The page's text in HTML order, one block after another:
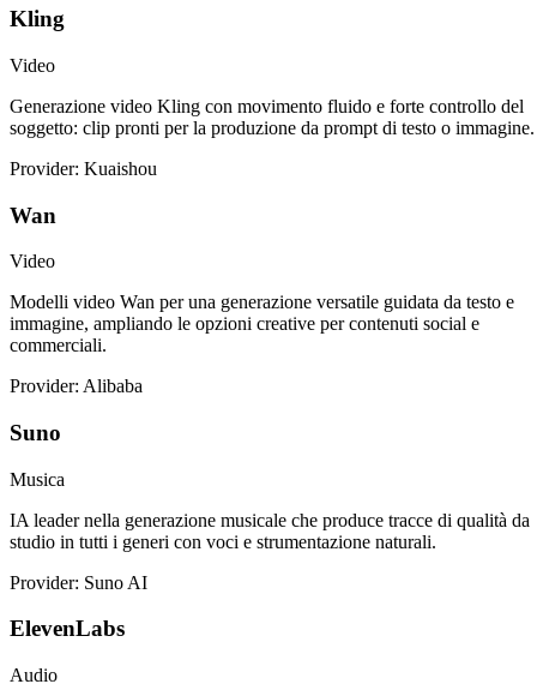
Kling
Video
Generazione video Kling con movimento fluido e forte controllo del
soggetto: clip pronti per la produzione da prompt di testo o immagine.
Provider: Kuaishou
Wan
Video
Modelli video Wan per una generazione versatile guidata da testo e
immagine, ampliando le opzioni creative per contenuti social e
commerciali.
Provider: Alibaba
Suno
Musica
IA leader nella generazione musicale che produce tracce di qualità da
studio in tutti i generi con voci e strumentazione naturali.
Provider: Suno AI
ElevenLabs
Audio